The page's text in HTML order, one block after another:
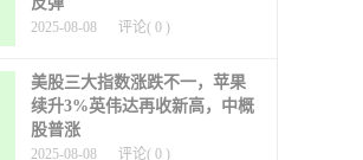
2025-08-08 评论( 0 )
美股三大指数涨跌不一，苹果
续升3%英伟达再收新高，中概
股普涨
2025-08-08 评论( 0 )